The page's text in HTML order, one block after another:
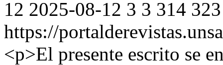
12 2025-08-12 3 3 314 323
https://
<p>El presente escrito se